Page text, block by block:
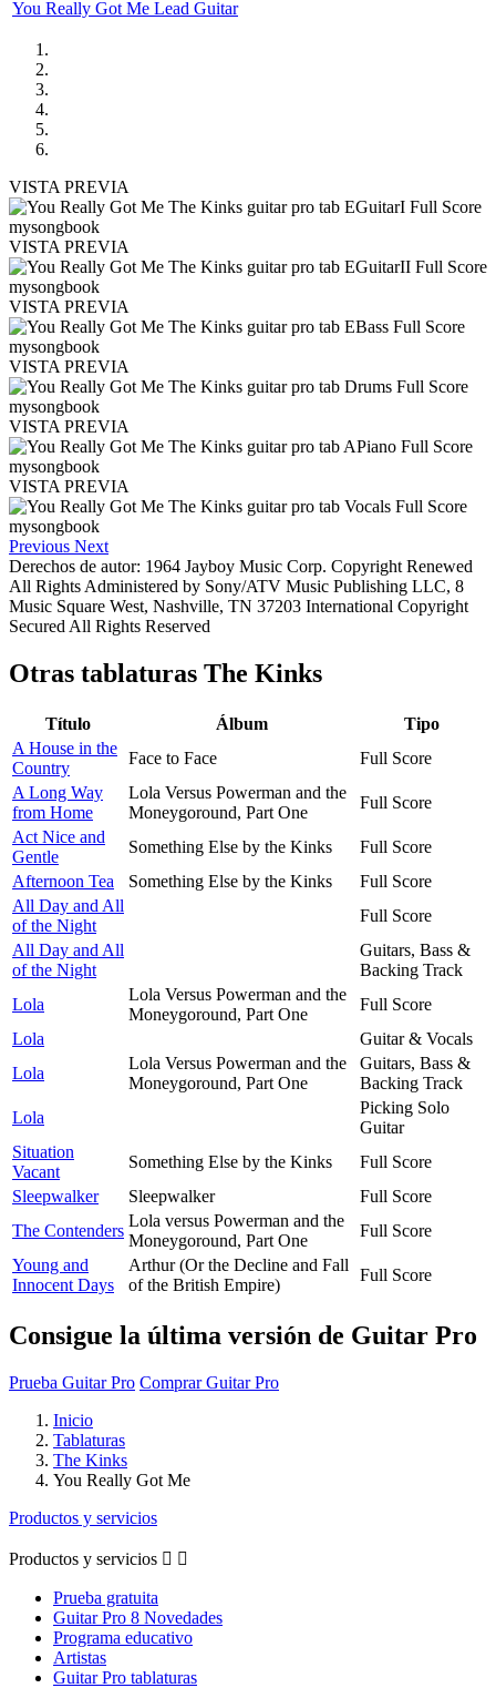
You Really Got Me Lead Guitar
VISTA PREVIA
VISTA PREVIA
VISTA PREVIA
VISTA PREVIA
VISTA PREVIA
VISTA PREVIA
Previous Next
Derechos de autor: 1964 Jayboy Music Corp. Copyright Renewed
All Rights Administered by Sony/ATV Music Publishing LLC, 8
Music Square West, Nashville, TN 37203 International Copyright
Secured All Rights Reserved
Otras tablaturas The Kinks
Título Álbum
Tipo
A House in the
Country
Face to Face
Full Score
A Long Way
from Home
Lola Versus Powerman and the
Moneygoround, Part One
Full Score
Act Nice and
Gentle
Something Else by the Kinks
Full Score
Afternoon Tea
Something Else by the Kinks
Full Score
All Day and All
of the Night
Full Score
All Day and All
of the Night
Guitars, Bass &
Backing Track
Lola
Lola Versus Powerman and the
Moneygoround, Part One
Full Score
Lola
Guitar & Vocals
Lola
Lola Versus Powerman and the
Moneygoround, Part One
Guitars, Bass &
Backing Track
Lola
Picking Solo
Guitar
Situation
Vacant
Something Else by the Kinks
Full Score
Sleepwalker
Sleepwalker
Full Score
The Contenders
Lola versus Powerman and the
Moneygoround, Part One
Full Score
Young and
Innocent Days
Arthur (Or the Decline and Fall
of the British Empire)
Full Score
Consigue la última versión de Guitar Pro
Prueba Guitar Pro Comprar Guitar Pro
Inicio
Tablaturas
The Kinks
You Really Got Me
Productos y servicios
Productos y servicios  
Prueba gratuita
Guitar Pro 8 Novedades
Programa educativo
Artistas
Guitar Pro tablaturas